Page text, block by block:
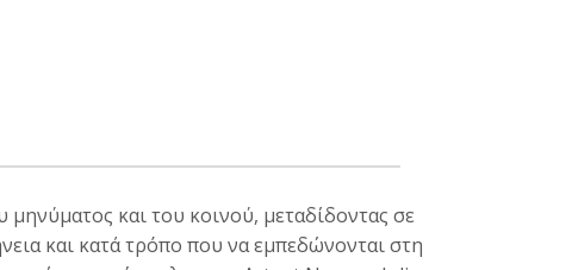
μηνύματος και του κοινού, μεταδίδοντας σε
και κατά τρόπο που να εμπεδώνονται στη